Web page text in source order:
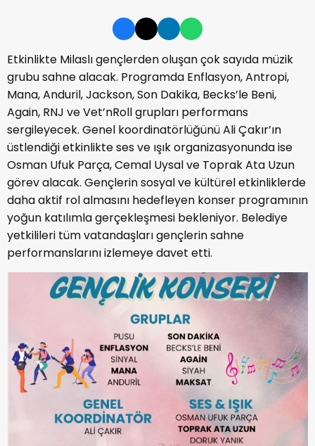
Etkinlikte Milaslı gençlerden oluşan çok sayıda müzik
grubu sahne alacak. Programda Enflasyon, Antropi,
Mana, Anduril, Jackson, Son Dakika, Becks’le Beni,
Again, RNJ ve Vet’nRoll grupları performans
sergileyecek. Genel koordinatörlüğünü Ali Çakır’ın
üstlendiği etkinlikte ses ve ışık organizasyonunda ise
Osman Ufuk Parça, Cemal Uysal ve Toprak Ata Uzun
görev alacak. Gençlerin sosyal ve kültürel etkinliklerde
daha aktif rol almasını hedefleyen konser programının
yoğun katılımla gerçekleşmesi bekleniyor. Belediye
yetkilileri tüm vatandaşları gençlerin sahne
performanslarını izlemeye davet etti.